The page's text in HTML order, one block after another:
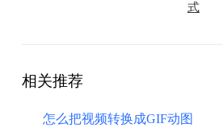
式
相关推荐
怎么把视频转换成GIF动图